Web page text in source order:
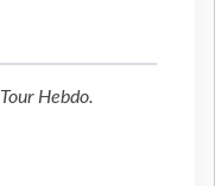
Tour Hebdo.